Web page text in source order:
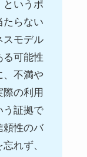
というポ
たらない
スモデル
る可能性
、不満や
の利用
う証拠で
頼性のバ
れず、